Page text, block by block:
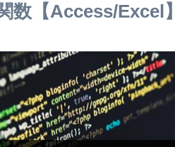
数【Access/Excel】